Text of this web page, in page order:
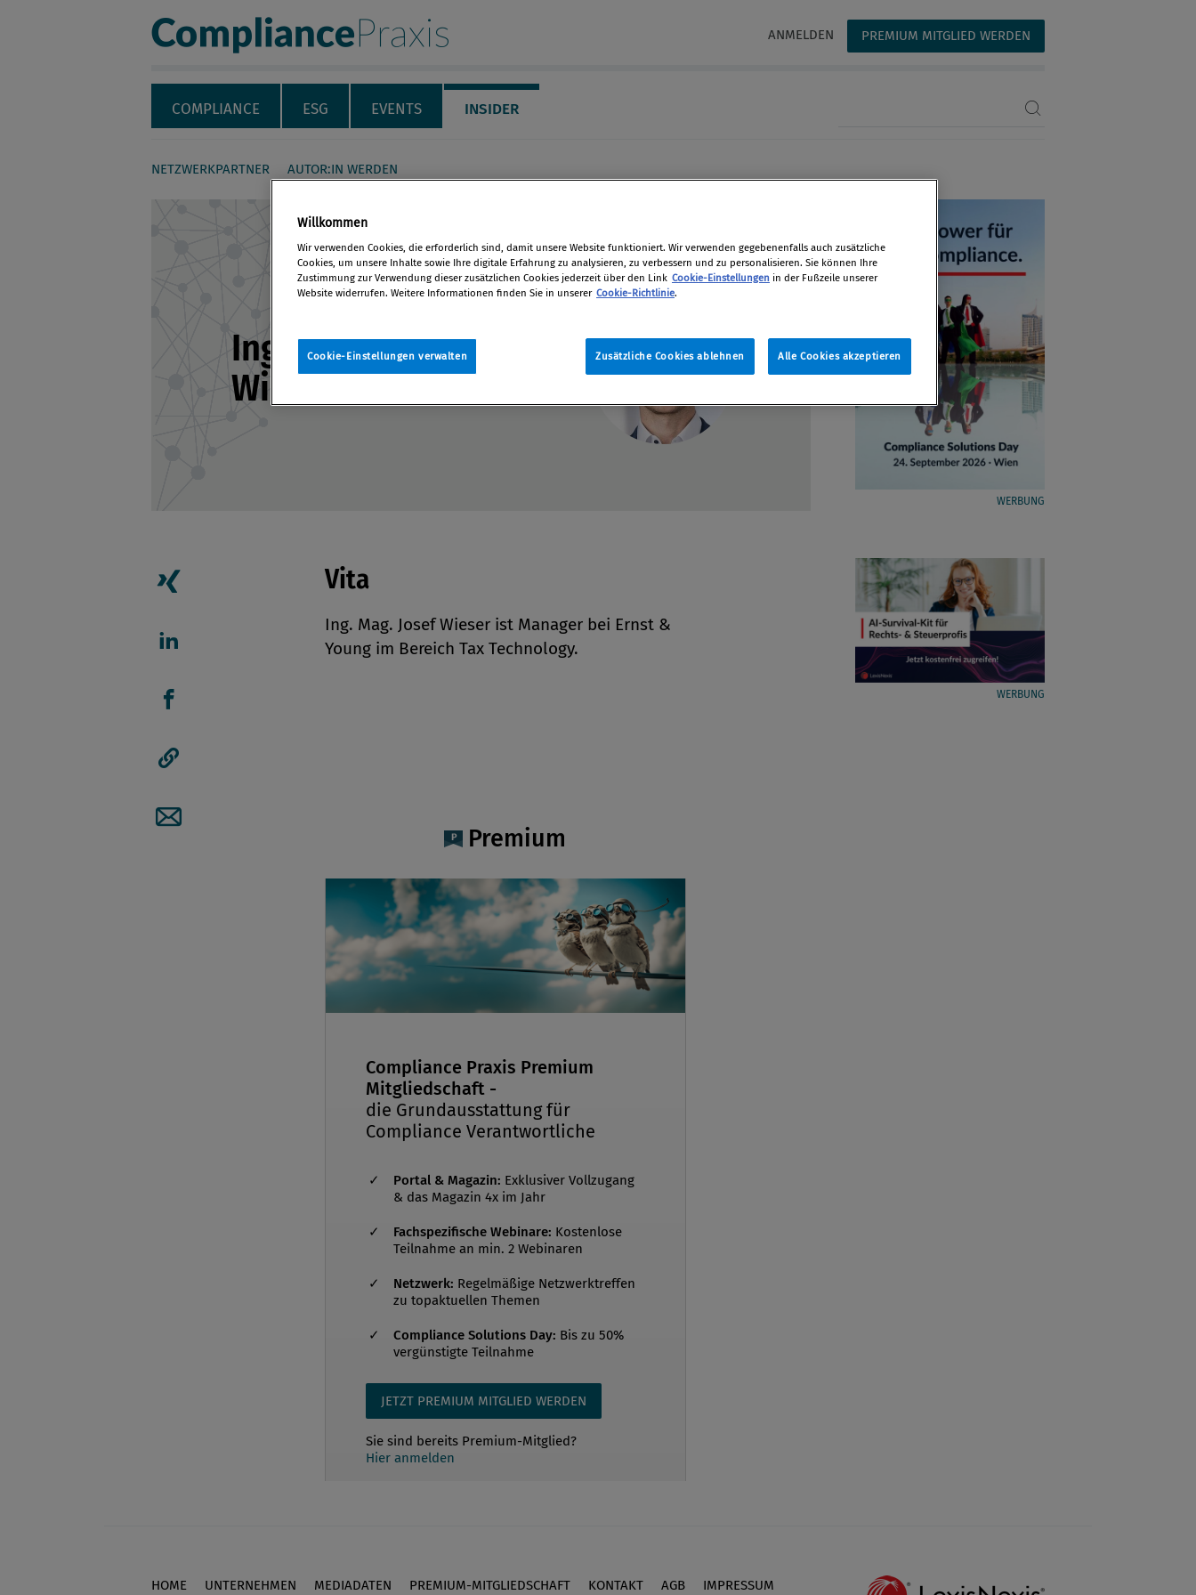
Compliance Praxis
Servicenavigation
ANMELDEN PREMIUM MITGLIED WERDEN
COMPLIANCE ESG EVENTS INSIDER
NETZWERKPARTNER AUTOR:IN WERDEN
Ing. Mag. Josef
Wieser
Vita
Ing. Mag. Josef Wieser ist Manager bei Ernst &
Young im Bereich Tax Technology.
Premium
Compliance Praxis Premium
Mitgliedschaft -
die Grundausstattung für
Compliance Verantwortliche
Portal & Magazin: Exklusiver Vollzugang
& das Magazin 4x im Jahr
Fachspezifische Webinare: Kostenlose
Teilnahme an min. 2 Webinaren
Netzwerk: Regelmäßige Netzwerktreffen
zu topaktuellen Themen
Compliance Solutions Day: Bis zu 50%
vergünstigte Teilnahme
JETZT PREMIUM MITGLIED WERDEN
Sie sind bereits Premium-Mitglied?
Hier anmelden
WERBUNG
WERBUNG
Footer
HOME UNTERNEHMEN MEDIADATEN PREMIUM-MITGLIEDSCHAFT KONTAKT AGB IMPRESSUM
Willkommen
Wir verwenden Cookies, die erforderlich sind, damit unsere Website funktioniert. Wir verwenden gegebenenfalls auch zusätzliche
Cookies, um unsere Inhalte sowie Ihre digitale Erfahrung zu analysieren, zu verbessern und zu personalisieren. Sie können Ihre
Zustimmung zur Verwendung dieser zusätzlichen Cookies jederzeit über den Link Cookie-Einstellungen in der Fußzeile unserer
Website widerrufen. Weitere Informationen finden Sie in unserer Cookie-Richtlinie.
Zusätzliche Cookies ablehnen Alle Cookies akzeptieren
Cookie-Einstellungen verwalten